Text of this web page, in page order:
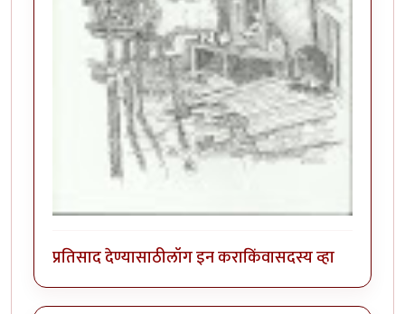
प्रतिसाद देण्यासाठीलॉग इन कराकिंवासदस्य व्हा